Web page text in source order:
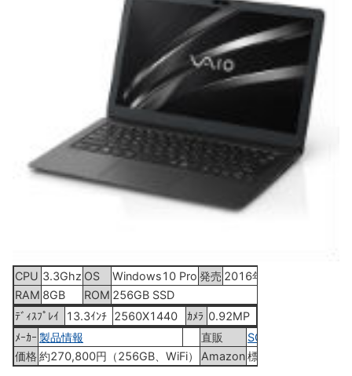
CPU 3.3Ghz OS Windows10 Pro 発売 2016年2月26日
RAM 8GB ROM 256GB SSD
ﾃﾞｨｽﾌﾟﾚｲ
13.3ｲﾝﾁ 2560X1440 ｶﾒﾗ 0.92MP
ﾒｰｶｰ 製品情報 直販
SONY ｽﾄｱ
価格 約270,800円（256GB、WiFi） Amazon標準仕様ﾓﾃﾞﾙ